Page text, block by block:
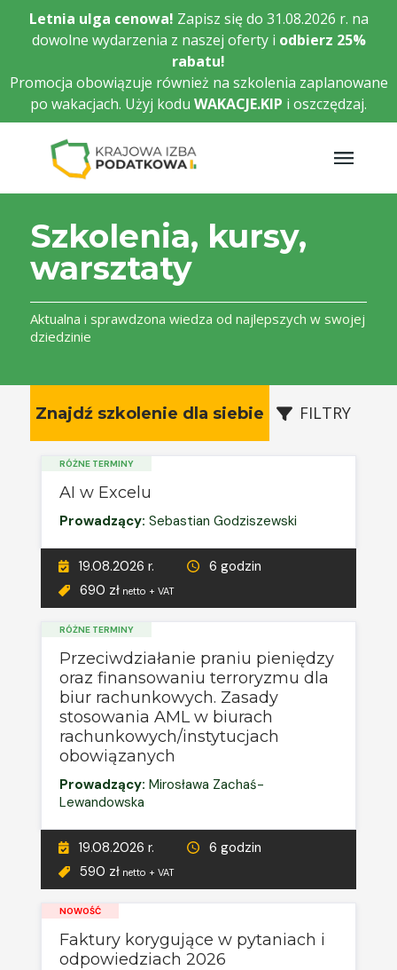
Przejdź
treści
Letnia ulga cenowa! Zapisz się do 31.08.2026 r. na
dowolne wydarzenia z naszej oferty i odbierz 25%
rabatu!
Promocja obowiązuje również na szkolenia zaplanowane
po wakacjach. Użyj kodu WAKACJE.KIP i oszczędzaj.
Szkolenia, kursy,
warsztaty
Aktualna i sprawdzona wiedza od najlepszych w swojej
dziedzinie
Znajdź szkolenie dla siebie FILTRY
RÓŻNE TERMINY
AI w Excelu
Prowadzący: Sebastian Godziszewski
19.08.2026 r.
6 godzin
690 zł netto + VAT
RÓŻNE TERMINY
Przeciwdziałanie praniu pieniędzy
oraz finansowaniu terroryzmu dla
biur rachunkowych. Zasady
stosowania AML w biurach
rachunkowych/instytucjach
obowiązanych
Prowadzący: Mirosława Zachaś-
Lewandowska
19.08.2026 r.
6 godzin
590 zł netto + VAT
NOWOŚĆ
Faktury korygujące w pytaniach i
odpowiedziach 2026